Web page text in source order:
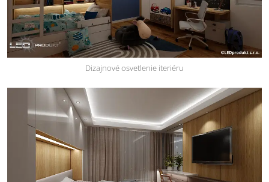
Dizajnové osvetlenie iteriéru